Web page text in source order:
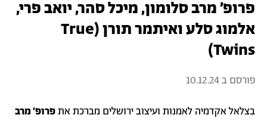
פרופ׳ מרב סלומון, מיכל סהר, יואב פרי,
אלמוג סלע ואיתמר תורן (True
Twins)
פורסם ב10.12.24
בצלאל אקדמיה לאמנות ועיצוב ירושלים מברכת אתפרופ׳ מרב